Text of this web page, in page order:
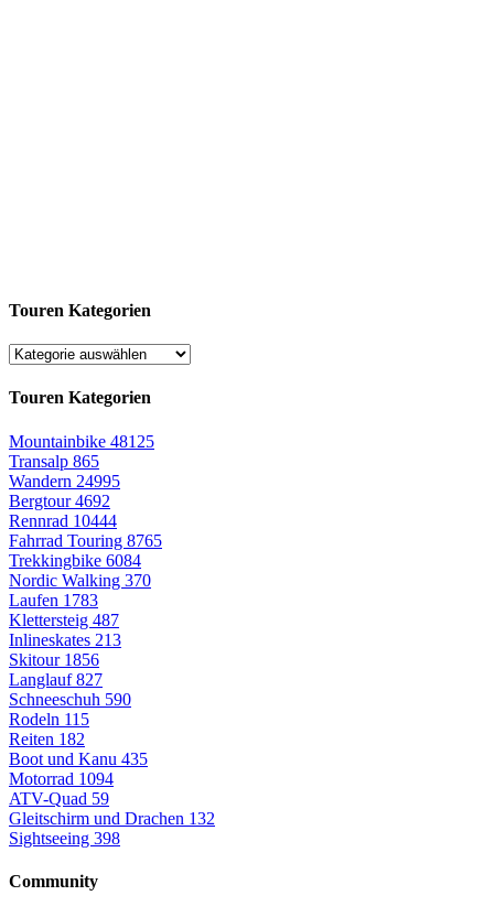
Touren Kategorien
Touren Kategorien
Mountainbike 48125
Transalp 865
Wandern 24995
Bergtour4692
Rennrad 10444
Fahrrad Touring 8765
Trekkingbike 6084
Nordic Walking 370
Laufen 1783
Klettersteig 487
Inlineskates 213
Skitour 1856
Langlauf827
Schneeschuh 590
Rodeln 115
Reiten 182
Boot und Kanu 435
Motorrad 1094
ATV-Quad 59
Gleitschirm und Drachen 132
Sightseeing 398
Community